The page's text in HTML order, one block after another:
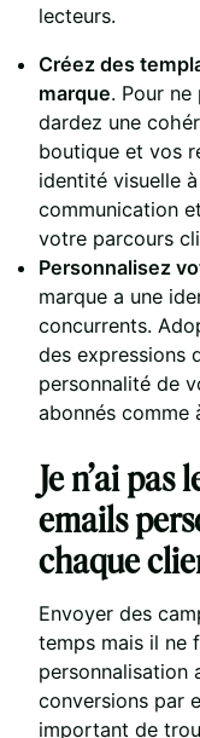
lecteurs.
Créez des
marque. Pour
dardez une
boutique et vos
identité visuelle
communication
votre parcours
Personnalisez
marque a une
concurrents.
des expressions
personnalité de
abonnés comme
Je n’ai pas
emails
chaque
Envoyer des
temps mais il ne
personnalisation
conversions par
important de